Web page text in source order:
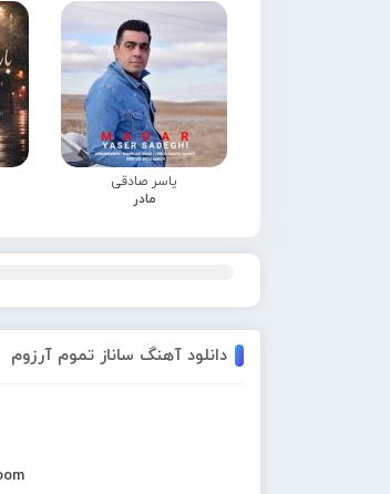
یاسر صادقی
مادر
دانلود آهنگ ساناز تموم آرزوم